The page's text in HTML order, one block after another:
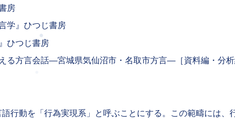
房
学』ひつじ書房
ひつじ書房
る方言会話―宮城県気仙沼市・名取市方言―［資料編・分
行動を「行為実現系」と呼ぶことにする。この範疇には、